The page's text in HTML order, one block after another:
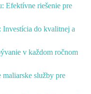
Efektívne riešenie pre
do kvalitnej a
v každom ročnom
služby pre